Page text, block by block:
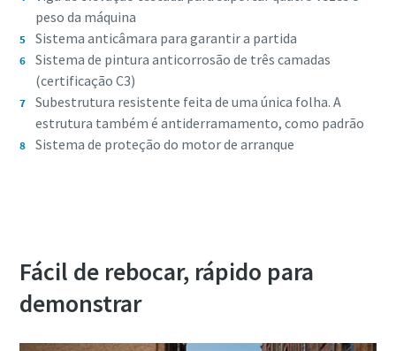
peso da máquina
Sistema anticâmara para garantir a partida
Sistema de pintura anticorrosão de três camadas
(certificação C3)
Subestrutura resistente feita de uma única folha. A
estrutura também é antiderramamento, como padrão
Sistema de proteção do motor de arranque
Fácil de rebocar, rápido para
demonstrar